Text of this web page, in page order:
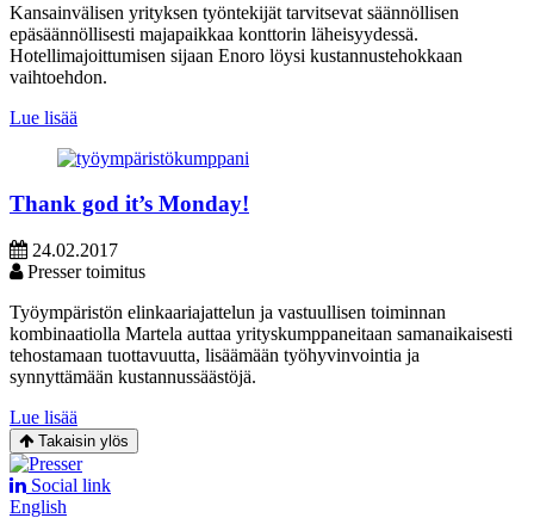
Kansainvälisen yrityksen työntekijät tarvitsevat säännöllisen
epäsäännöllisesti majapaikkaa konttorin läheisyydessä.
Hotellimajoittumisen sijaan Enoro löysi kustannustehokkaan
vaihtoehdon.
Lue lisää
Thank god it’s Monday!
24.02.2017
Presser toimitus
Työympäristön elinkaariajattelun ja vastuullisen toiminnan
kombinaatiolla Martela auttaa yrityskumppaneitaan samanaikaisesti
tehostamaan tuottavuutta, lisäämään työhyvinvointia ja
synnyttämään kustannussäästöjä.
Lue lisää
Takaisin ylös
Social link
English